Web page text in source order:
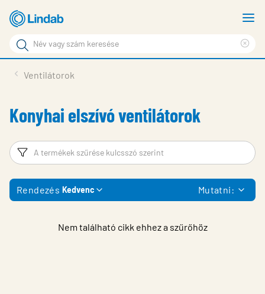
tartalomhoz
Keresési
kifejezés
Oldalak
keresése
Támogatás
Lindabról
Fenntarthatóság
Kapcsolat
Ventilátorok
Konyhai elszívó ventilátorok
Szűrő
Rendezés Kedvenc Mutatni:
Nem található cikk ehhez a szűrőhöz